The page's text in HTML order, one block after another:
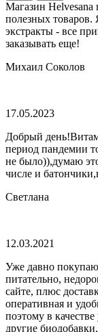
Магазин Helvesana
полезных товаров.
экстракты - все
заказывать еще!
Михаил Соколов
17.05.2023
Добрый
период пандемии
не было)),думаю
числе и
Светлана
12.03.2021
Уже давно покупаю
питательно,
сайте, плюс
оперативная и
поэтому в
другие